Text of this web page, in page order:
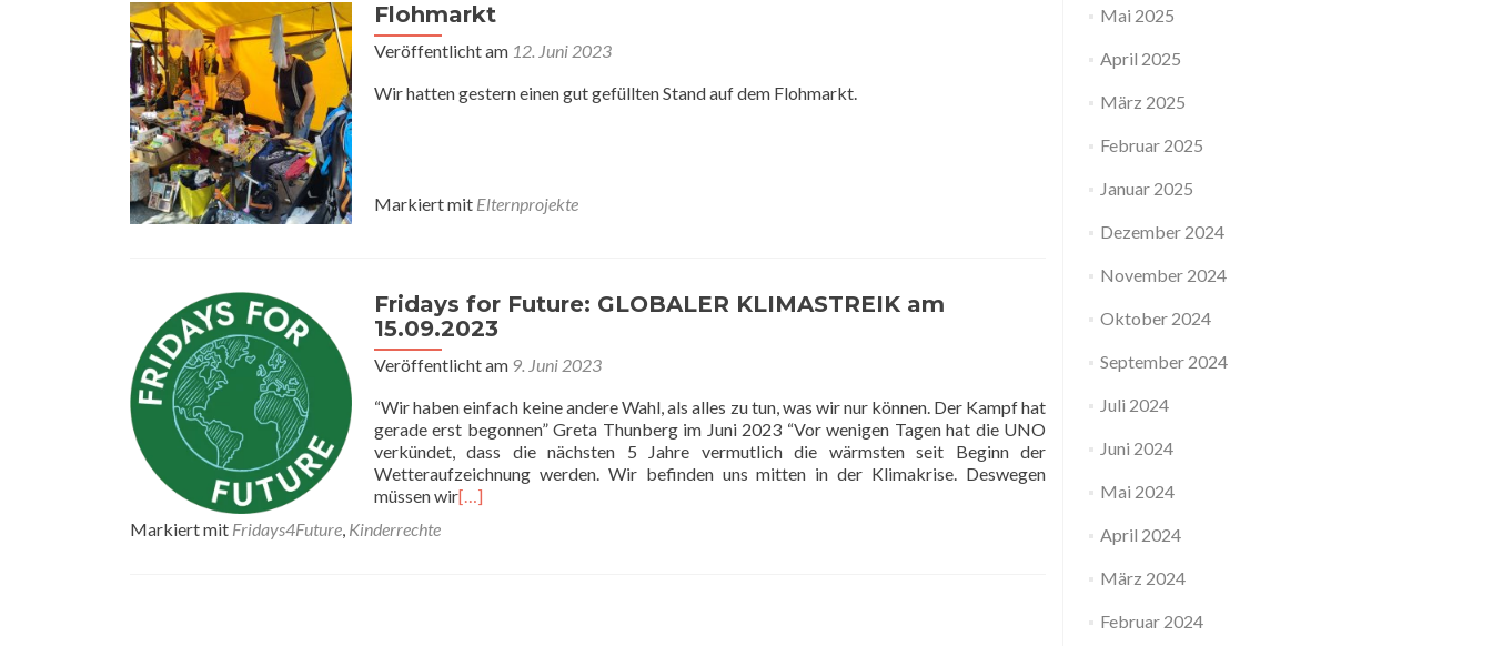
Flohmarkt
Veröffentlicht am 12. Juni 2023
Wir hatten gestern einen gut gefüllten Stand auf dem Flohmarkt.
Markiert mit Elternprojekte
Fridays for Future: GLOBALER KLIMASTREIK am
15.09.2023
Veröffentlicht am 9. Juni 2023
“Wir haben einfach keine andere Wahl, als alles zu tun, was wir nur können. Der Kampf hat
gerade erst begonnen” Greta Thunberg im Juni 2023 “Vor wenigen Tagen hat die UNO
verkündet, dass die nächsten 5 Jahre vermutlich die wärmsten seit Beginn der
Wetteraufzeichnung werden. Wir befinden uns mitten in der Klimakrise. Deswegen
müssen wir[…]
Markiert mit Fridays4Future, Kinderrechte
Mai 2025
April 2025
März 2025
Februar 2025
Januar 2025
Dezember 2024
November 2024
Oktober 2024
September 2024
Juli 2024
Juni 2024
Mai 2024
April 2024
März 2024
Februar 2024